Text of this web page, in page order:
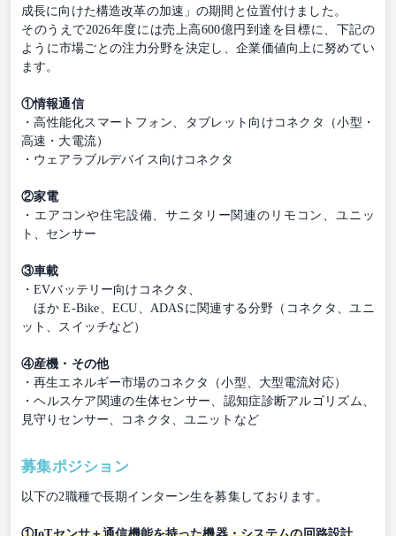
成長に向けた構造改革の加速」の期間と位置付けました。
そのうえで2026年度には売上高600億円到達を目標に、下記の
ように市場ごとの注力分野を決定し、企業価値向上に努めてい
ます。
①情報通信
・高性能化スマートフォン、タブレット向けコネクタ（小型・
高速・大電流）
・ウェアラブルデバイス向けコネクタ
②家電
・エアコンや住宅設備、サニタリー関連のリモコン、ユニッ
ト、センサー
③車載
・EVバッテリー向けコネクタ、
ほか E-Bike、ECU、ADASに関連する分野（コネクタ、ユニ
ット、スイッチなど）
④産機・その他
・再生エネルギー市場のコネクタ（小型、大型電流対応）
・ヘルスケア関連の生体センサー、認知症診断アルゴリズム、
見守りセンサー、コネクタ、ユニットなど
募集ポジション
以下の2職種で長期インターン生を募集しております。